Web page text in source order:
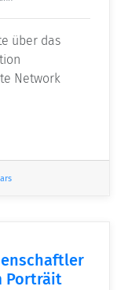
über das
Network
Porträit